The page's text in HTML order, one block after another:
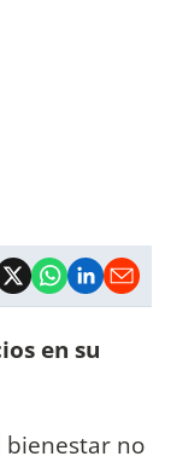
en su
bienestar no